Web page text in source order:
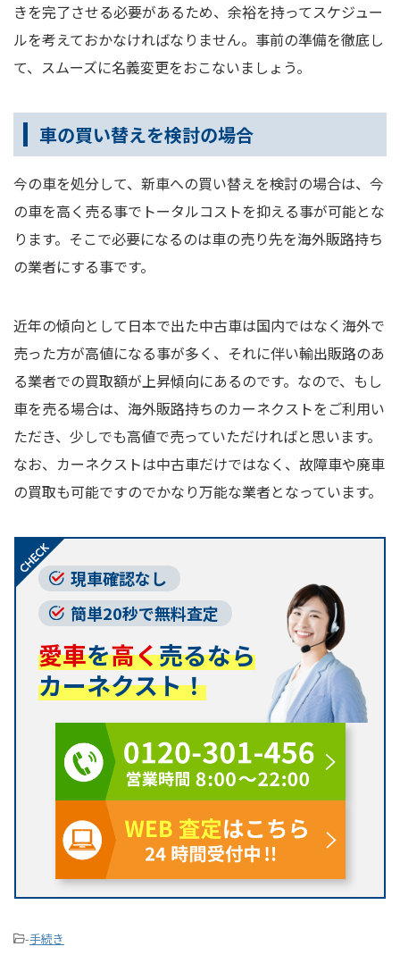
きを完了させる必要があるため、余裕を持ってスケジュー
ルを考えておかなければなりません。事前の準備を徹底し
て、スムーズに名義変更をおこないましょう。
車の買い替えを検討の場合
今の車を処分して、新車への買い替えを検討の場合は、今
の車を高く売る事でトータルコストを抑える事が可能とな
ります。そこで必要になるのは車の売り先を海外販路持ち
の業者にする事です。
近年の傾向として日本で出た中古車は国内ではなく海外で
売った方が高値になる事が多く、それに伴い輸出販路のあ
る業者での買取額が上昇傾向にあるのです。なので、もし
車を売る場合は、海外販路持ちのカーネクストをご利用い
ただき、少しでも高値で売っていただければと思います。
なお、カーネクストは中古車だけではなく、故障車や廃車
の買取も可能ですのでかなり万能な業者となっています。
現車確認なし
簡単20秒で無料査定
愛車を高く売るなら
カーネクスト！
-手続き